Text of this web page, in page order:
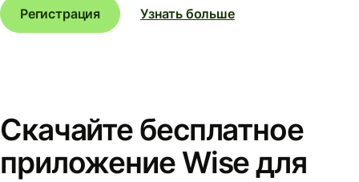
Регистрация
Узнать больше
Скачайте бесплатное
приложение Wise для